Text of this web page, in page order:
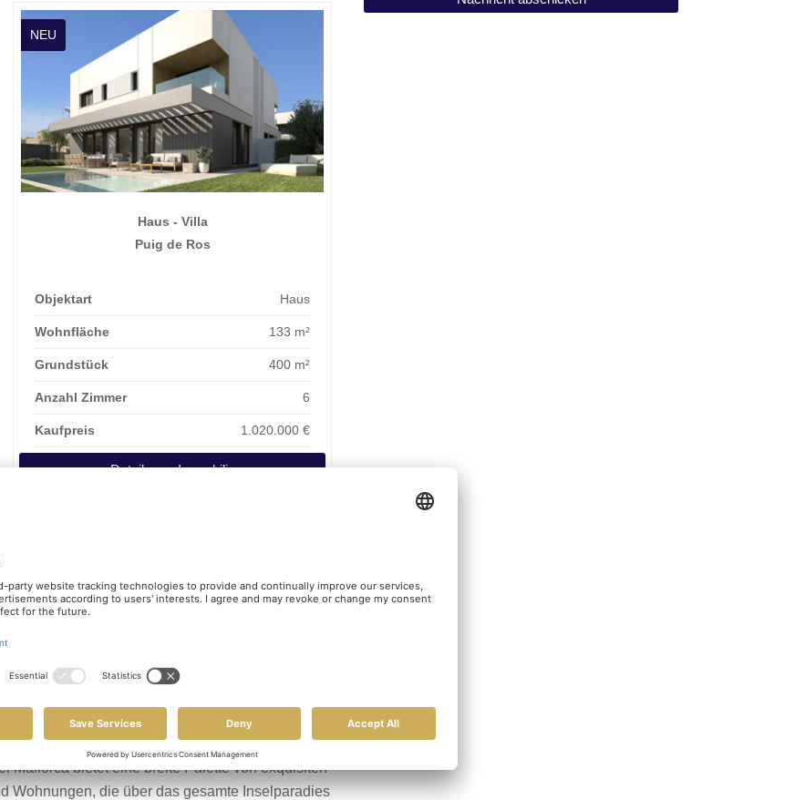
NEU
Haus - Villa
Puig de Ros
Objektart Haus
Wohnfläche 133 m²
Grundstück 400 m²
Anzahl Zimmer 6
Kaufpreis 1.020.000 €
Details zur Immobilie
SIE EXKLUSIVE VILLEN, HÄUSER,
Jahr Millionen Sonnenanbeter an, sondern
auf die Insel Mallorca verlegen. Mallorca
Lebensqualität stark zu erhöhen und den Luxus,
Mallorca bietet eine breite Palette von exquisiten
Wohnungen, die über das gesamte Inselparadies